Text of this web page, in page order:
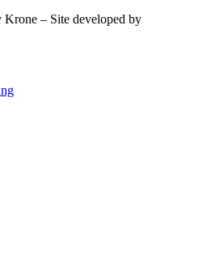
– Site developed by